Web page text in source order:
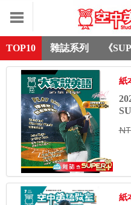
TOP10 雜誌系列 《
紙
紙